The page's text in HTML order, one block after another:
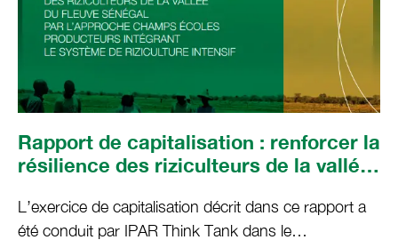
Rapport de capitalisation : renforcer la
résilience des riziculteurs de la vallée
Champs Ecoles Producteurs (CEP)
intégrant le Système de Riziculture
L’exercice de capitalisation décrit dans ce rapport a
été conduit par IPAR Think Tank dans le